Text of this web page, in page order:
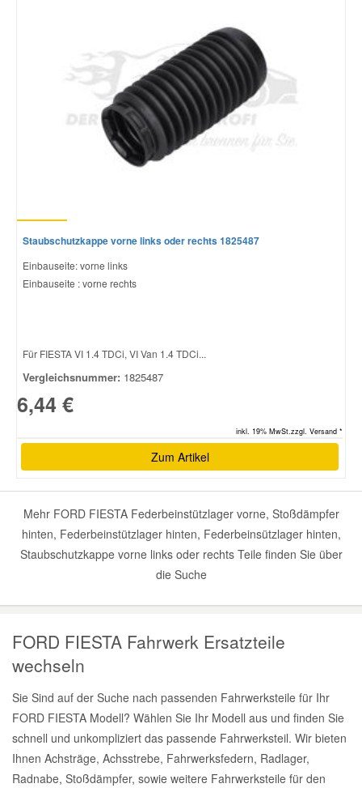
Staubschutzkappe vorne links oder rechts 1825487
Einbauseite: vorne links
Einbauseite : vorne rechts
Für FIESTA VI 1.4 TDCi, VI Van 1.4 TDCi...
Vergleichsnummer: 1825487
6,44 €
inkl. 19% MwSt.zzgl. Versand *
Zum Artikel
Mehr FORD FIESTA Federbeinstützlager vorne, Stoßdämpfer
hinten, Federbeinstützlager hinten, Federbeinsützlager hinten,
Staubschutzkappe vorne links oder rechts Teile finden Sie über
die Suche
FORD FIESTA Fahrwerk Ersatzteile
wechseln
Sie Sind auf der Suche nach passenden Fahrwerksteile für Ihr
FORD FIESTA Modell? Wählen Sie Ihr Modell aus und finden Sie
schnell und unkompliziert das passende Fahrwerksteil. Wir bieten
Ihnen Achsträge, Achsstrebe, Fahrwerksfedern, Radlager,
Radnabe, Stoßdämpfer, sowie weitere Fahrwerksteile für den